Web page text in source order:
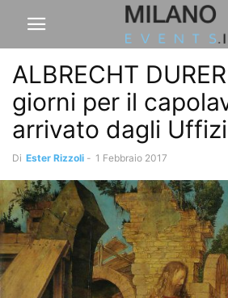
ALBRECHT
giorni per il
arrivato dagli Uffizi
Di Ester Rizzoli - 1 Febbraio 2017